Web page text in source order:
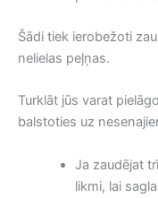
Šādi tiek ierobežoti
nelielas peļņas.
Turklāt jūs varat
balstoties uz
Ja zaudējat
likmi, lai